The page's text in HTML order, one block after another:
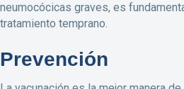
neumocócicas graves, es
tratamiento temprano.
Prevención